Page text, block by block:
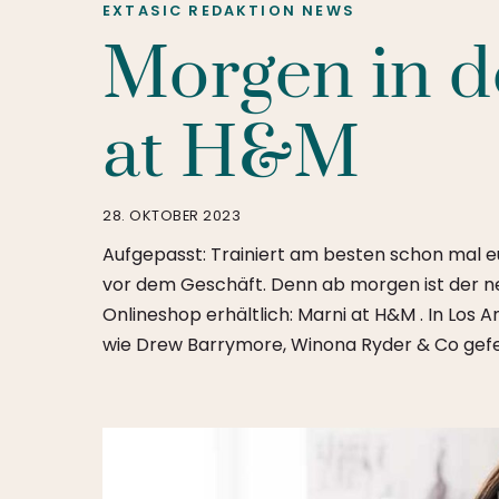
28. OKTOBER 2023
Morgen in
at H&M
EXTASIC REDAKTION NEWS
Aufgepasst: Trainiert am besten schon mal
vor dem Geschäft. Denn ab morgen ist der
Onlineshop erhältlich: Marni at H&M . In Los
wie Drew Barrymore, Winona Ryder & Co